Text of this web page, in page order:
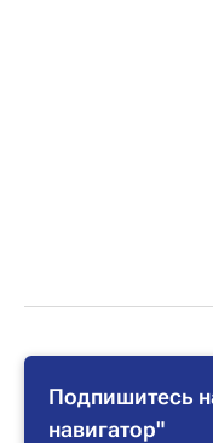
Подпишитесь
навигатор"